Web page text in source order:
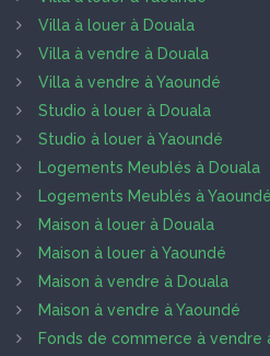
Villa à louer à Douala
Villa à vendre à Douala
Villa à vendre à Yaoundé
Studio à louer à Douala
Studio à louer à Yaoundé
Logements Meublés à Douala
Logements Meublés à Yaoundé
Maison à louer à Douala
Maison à louer à Yaoundé
Maison à vendre à Douala
Maison à vendre à Yaoundé
Fonds de commerce à vendre